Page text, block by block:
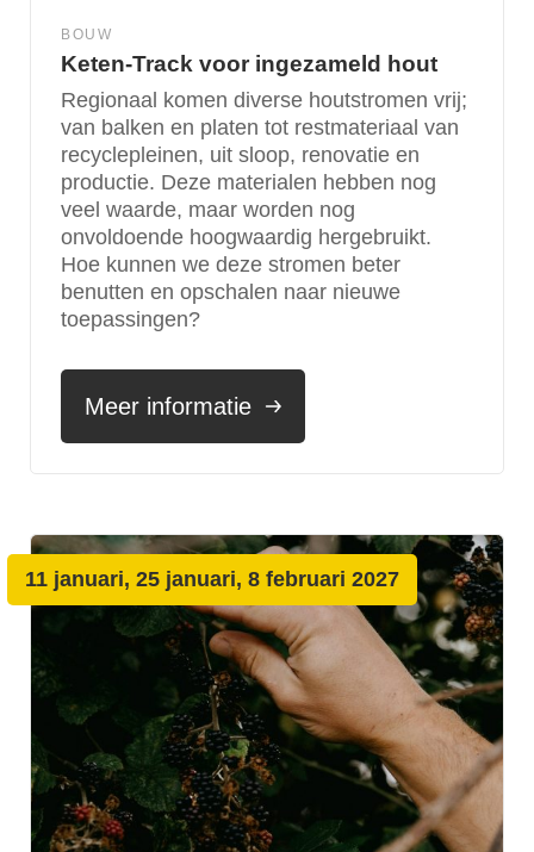
BOUW
Keten-Track voor ingezameld hout
Regionaal komen diverse houtstromen vrij;
van balken en platen tot restmateriaal van
recyclepleinen, uit sloop, renovatie en
productie. Deze materialen hebben nog
veel waarde, maar worden nog
onvoldoende hoogwaardig hergebruikt.
Hoe kunnen we deze stromen beter
benutten en opschalen naar nieuwe
toepassingen?
Meer informatie
11 januari, 25 januari, 8 februari 2027